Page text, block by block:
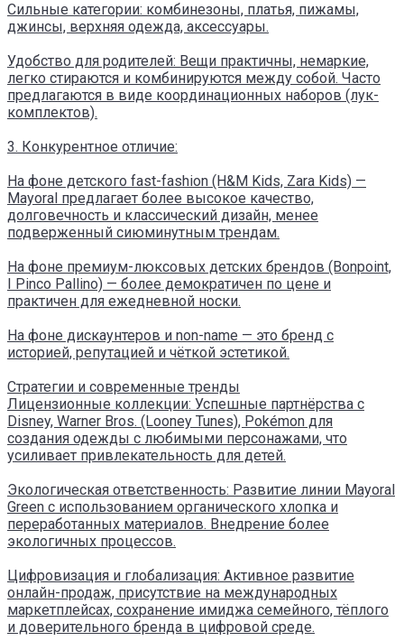
Сильные категории: комбинезоны, платья, пижамы,
джинсы, верхняя одежда, аксессуары.
Удобство для родителей: Вещи практичны, немаркие,
легко стираются и комбинируются между собой. Часто
предлагаются в виде координационных наборов (лук-
комплектов).
3. Конкурентное отличие:
На фоне детского fast-fashion (H&M Kids, Zara Kids) —
Mayoral предлагает более высокое качество,
долговечность и классический дизайн, менее
подверженный сиюминутным трендам.
На фоне премиум-люксовых детских брендов (Bonpoint,
I Pinco Pallino) — более демократичен по цене и
практичен для ежедневной носки.
На фоне дискаунтеров и non-name — это бренд с
историей, репутацией и чёткой эстетикой.
Стратегии и современные тренды
Лицензионные коллекции: Успешные партнёрства с
Disney, Warner Bros. (Looney Tunes), Pokémon для
создания одежды с любимыми персонажами, что
усиливает привлекательность для детей.
Экологическая ответственность: Развитие линии Mayoral
Green с использованием органического хлопка и
переработанных материалов. Внедрение более
экологичных процессов.
Цифровизация и глобализация: Активное развитие
онлайн-продаж, присутствие на международных
маркетплейсах, сохранение имиджа семейного, тёплого
и доверительного бренда в цифровой среде.